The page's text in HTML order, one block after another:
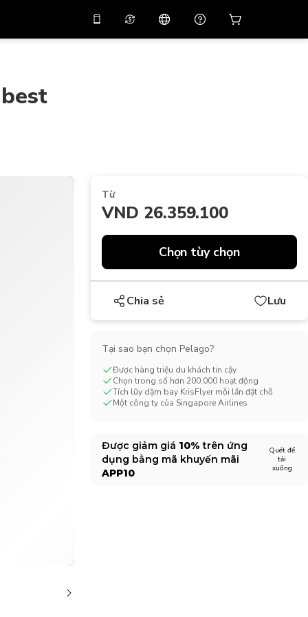
Quét để tải xuống
THB
Bạt Thái Lan
Đồng Won Hàn Quốc
简体中文
Từ
VND 26.359.100
Chọn tùy chọn
Chia sẻ Lưu
Tại sao bạn chọn Pelago?
Được hàng triệu du khách tin cậy
Chọn trong số hơn 200.000 hoạt động
Tích lũy dặm bay KrisFlyer mỗi lần đặt chỗ
Một công ty của Singapore Airlines
Được giảm giá 10% trên ứng
dụng bằng mã khuyến mãi
APP10
Quét để
tải
xuống